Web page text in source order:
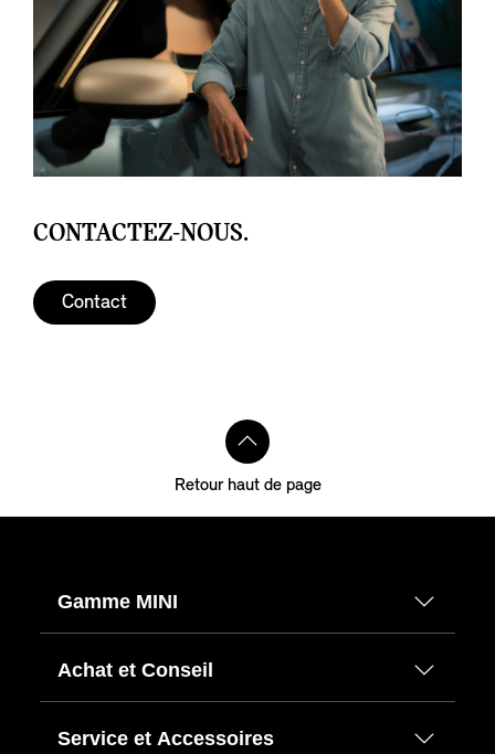
CONTACTEZ-NOUS.
Contact
Retour haut de page
Gamme MINI
Achat et Conseil
Service et Accessoires